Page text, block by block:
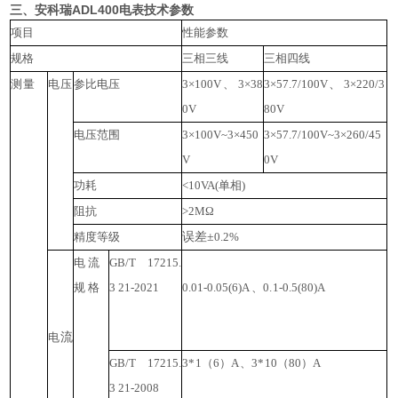
三、安科瑞ADL400电表技术参数
项目
性能参数
规格
三相三线
三相四线
测量 电压参比电压 3×100V 、 3×38
0V
3×57.7/100V、 3×220/3
80V
电压范围
3×100V~3×450
V
3×57.7/100V~3×260/45
0V
功耗
<10VA(单相)
阻抗
>2MΩ
精度等级
误差±0.2%
电 流
电流
规格
GB/T
17215.
3 21-2021 0.01-0.05(6)A 、0.1-0.5(80)A
GB/T
17215.
3 21-2008
3* 1 （6 ）A、3* 10 （80 ）A